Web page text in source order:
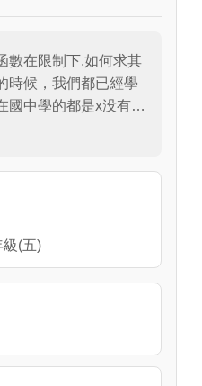
數在限制下,如何求其
時候，我們都已經學
國中學的都是x没有範
開口向下，到了高
何解決二次函數的最
(五)